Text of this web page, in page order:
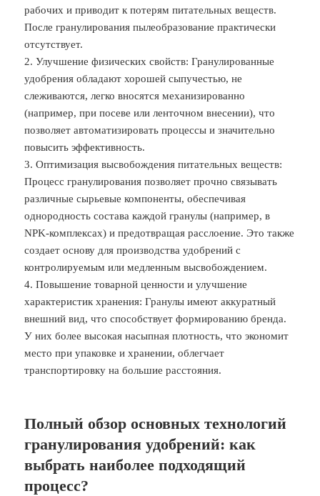
рабочих и приводит к потерям питательных веществ.
После гранулирования пылеобразование практически
отсутствует.
2. Улучшение физических свойств: Гранулированные
удобрения обладают хорошей сыпучестью, не
слеживаются, легко вносятся механизированно
(например, при посеве или ленточном внесении), что
позволяет автоматизировать процессы и значительно
повысить эффективность.
3. Оптимизация высвобождения питательных веществ:
Процесс гранулирования позволяет прочно связывать
различные сырьевые компоненты, обеспечивая
однородность состава каждой гранулы (например, в
NPK-комплексах) и предотвращая расслоение. Это также
создает основу для производства удобрений с
контролируемым или медленным высвобождением.
4. Повышение товарной ценности и улучшение
характеристик хранения: Гранулы имеют аккуратный
внешний вид, что способствует формированию бренда.
У них более высокая насыпная плотность, что экономит
место при упаковке и хранении, облегчает
транспортировку на большие расстояния.
Полный обзор основных технологий
гранулирования удобрений: как
выбрать наиболее подходящий
процесс?